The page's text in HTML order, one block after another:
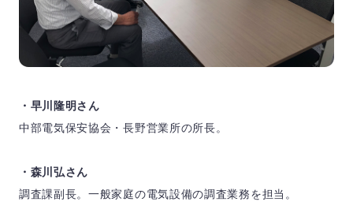
・早川隆明さん
中部電気保安協会・長野営業所の所長。
・森川弘さん
調査課副長。一般家庭の電気設備の調査業務を担当。